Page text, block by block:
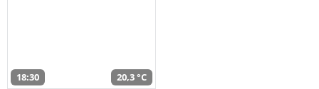
18:30 20,3 °C